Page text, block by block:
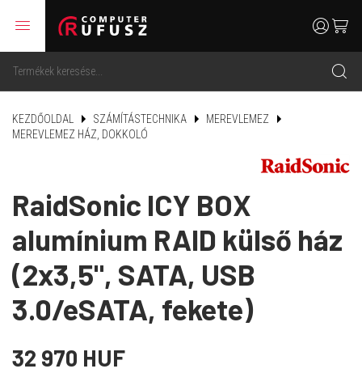
menu
search
usercart
KEZDŐOLDAL SZÁMÍTÁSTECHNIKA
MEREVLEMEZ
MEREVLEMEZ HÁZ, DOKKOLÓ
RaidSonic ICY BOX
alumínium RAID külső ház
(2x3,5", SATA, USB
3.0/eSATA, fekete)
32 970 HUF